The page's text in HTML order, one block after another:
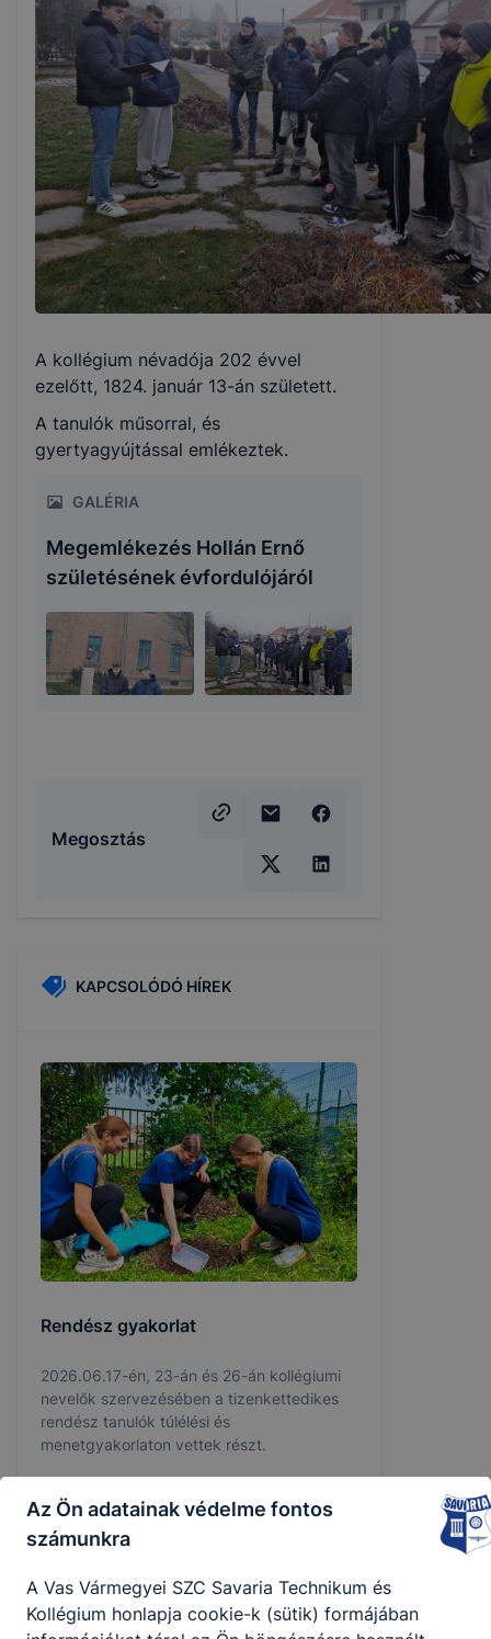
A kollégium névadója 202 évvel
ezelőtt, 1824. január 13-án született.
A tanulók műsorral, és
gyertyagyújtással emlékeztek.
GALÉRIA
Megemlékezés Hollán Ernő
születésének évfordulójáról
Megosztás
KAPCSOLÓDÓ HÍREK
Rendész gyakorlat
2026.06.17-én, 23-án és 26-án kollégiumi
nevelők szervezésében a tizenkettedikes
rendész tanulók túlélési és
menetgyakorlaton vettek részt.
Az Ön adatainak védelme fontos
számunkra
A Vas Vármegyei SZC Savaria Technikum és
Kollégium honlapja cookie-k (sütik) formájában